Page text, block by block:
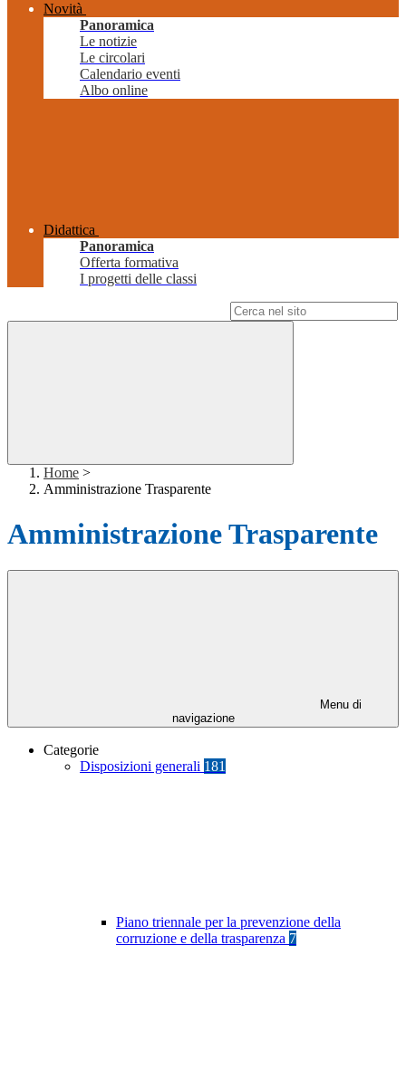
Novità
Panoramica
Le notizie
Le circolari
Calendario eventi
Albo online
Didattica
Panoramica
Offerta formativa
I progetti delle classi
Home >
Amministrazione Trasparente
Amministrazione Trasparente
Menu di
navigazione
Categorie
Disposizioni generali 181
Piano triennale per la prevenzione della
corruzione e della trasparenza 7